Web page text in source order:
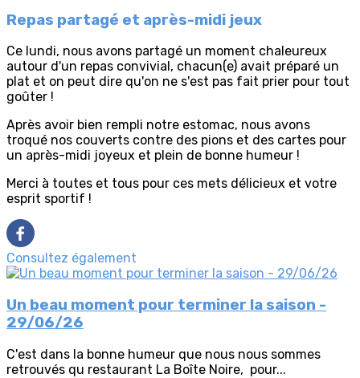
Repas partagé et après-midi jeux
Ce lundi, nous avons partagé un moment chaleureux
autour d'un repas convivial, chacun(e) avait préparé un
plat et on peut dire qu'on ne s'est pas fait prier pour tout
goûter !
Après avoir bien rempli notre estomac, nous avons
troqué nos couverts contre des pions et des cartes pour
un après-midi joyeux et plein de bonne humeur !
Merci à toutes et tous pour ces mets délicieux et votre
esprit sportif !
Consultez également
Un beau moment pour terminer la saison -
29/06/26
C'est dans la bonne humeur que nous nous sommes
retrouvés qu restaurant La Boîte Noire, pour...